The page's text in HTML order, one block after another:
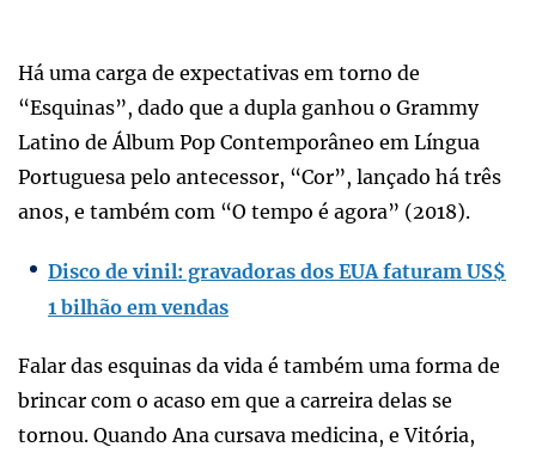
Há uma carga de expectativas em torno de
“Esquinas”, dado que a dupla ganhou o Grammy
Latino de Álbum Pop Contemporâneo em Língua
Portuguesa pelo antecessor, “Cor”, lançado há três
anos, e também com “O tempo é agora” (2018).
Disco de vinil: gravadoras dos EUA faturam US$
1 bilhão em vendas
Falar das esquinas da vida é também uma forma de
brincar com o acaso em que a carreira delas se
tornou. Quando Ana cursava medicina, e Vitória,